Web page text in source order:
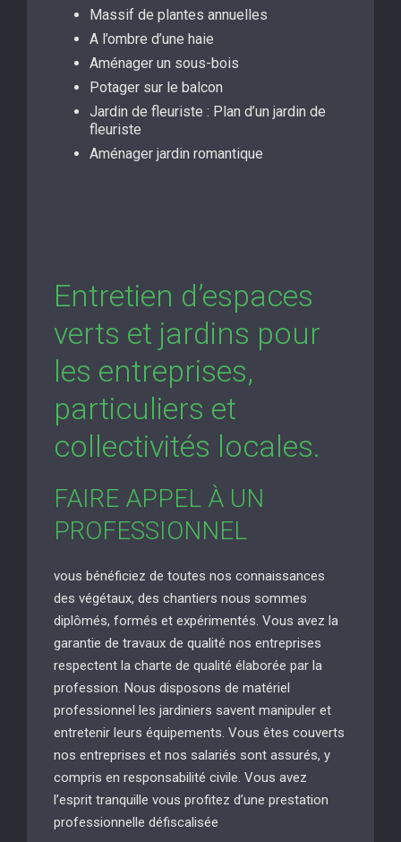
Massif de plantes annuelles
A l’ombre d’une haie
Aménager un sous-bois
Potager sur le balcon
Jardin de fleuriste : Plan d’un jardin de
fleuriste
Aménager jardin romantique
Entretien d’espaces
verts et jardins pour
les entreprises,
particuliers et
collectivités locales.
FAIRE APPEL À UN
PROFESSIONNEL
vous bénéficiez de toutes nos connaissances
des végétaux, des chantiers nous sommes
diplômés, formés et expérimentés. Vous avez la
garantie de travaux de qualité nos entreprises
respectent la charte de qualité élaborée par la
profession. Nous disposons de matériel
professionnel les jardiniers savent manipuler et
entretenir leurs équipements. Vous êtes couverts
nos entreprises et nos salariés sont assurés, y
compris en responsabilité civile. Vous avez
l’esprit tranquille vous profitez d’une prestation
professionnelle défiscalisée